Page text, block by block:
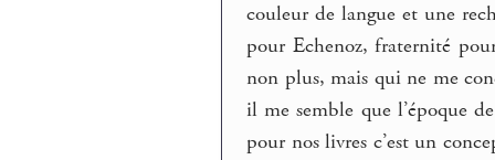
couleur de langue et une
pour Echenoz, fraternité
non plus, mais qui ne me
il me semble que l’époque
pour nos livres c’est un